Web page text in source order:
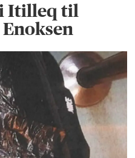
i Itilleq til